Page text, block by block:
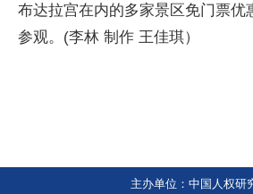
布达拉宫在内的多家景区免门票优
参观。(李林 制作 王佳琪）
主办单位：中国人权研